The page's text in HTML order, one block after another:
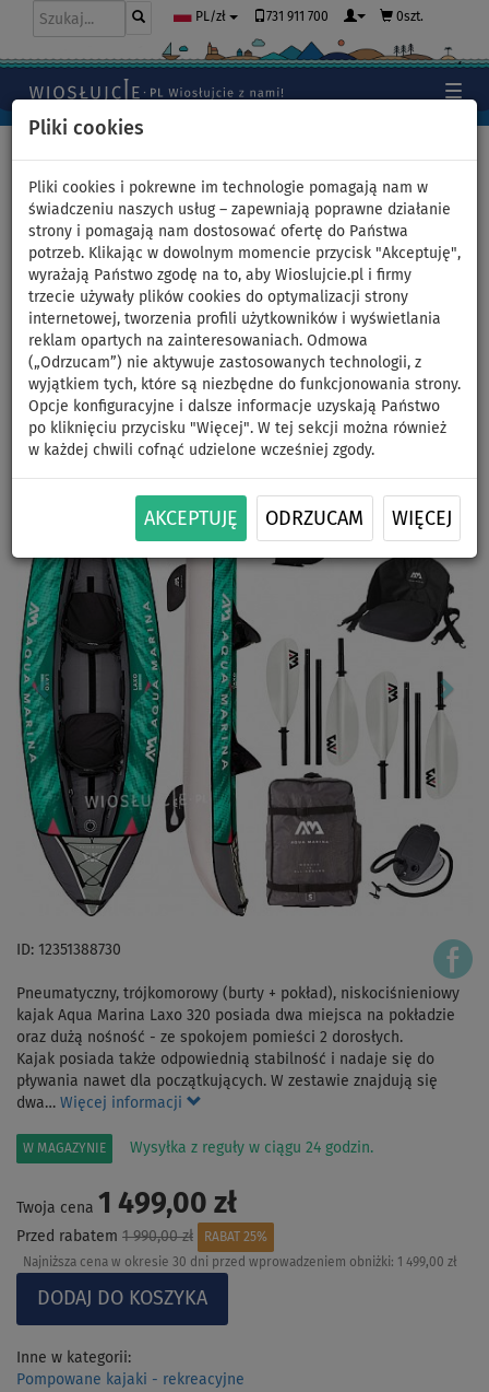
Pliki cookies
Pliki cookies i pokrewne im technologie pomagają nam w
świadczeniu naszych usług – zapewniają poprawne działanie
strony i pomagają nam dostosować ofertę do Państwa
potrzeb. Klikając w dowolnym momencie przycisk "Akceptuję",
wyrażają Państwo zgodę na to, aby Wioslujcie.pl i firmy
trzecie używały plików cookies do optymalizacji strony
internetowej, tworzenia profili użytkowników i wyświetlania
reklam opartych na zainteresowaniach. Odmowa
(„Odrzucam”) nie aktywuje zastosowanych technologii, z
wyjątkiem tych, które są niezbędne do funkcjonowania strony.
Opcje konfiguracyjne i dalsze informacje uzyskają Państwo
po kliknięciu przycisku "Więcej". W tej sekcji można również
w każdej chwili cofnąć udzielone wcześniej zgody.
AKCEPTUJĘ ODRZUCAM WIĘCEJ
PL/zł 731 911 700 0szt.
Pompowany kajak AQUA
MARINA LAXO 320
dwuosobowy - model 2022
DO
-25 %
WIOSŁO W
ZESTAWIE
DARMOWA
DOSTAWA
Previous
ID: 12351388730
Pneumatyczny, trójkomorowy (burty + pokład), niskociśnieniowy
kajak Aqua Marina Laxo 320 posiada dwa miejsca na pokładzie
oraz dużą nośność - ze spokojem pomieści 2 dorosłych.
Kajak posiada także odpowiednią stabilność i nadaje się do
pływania nawet dla początkujących. W zestawie znajdują się
dwa… Więcej informacji
W MAGAZYNIE Wysyłka z reguły w ciągu 24 godzin.
Twoja cena 1 499,00 zł
Przed rabatem 1 990,00 zł
RABAT 25%
Najniższa cena w okresie 30 dni przed wprowadzeniem obniżki: 1 499,00 zł
Inne w kategorii:
Pompowane kajaki - rekreacyjne